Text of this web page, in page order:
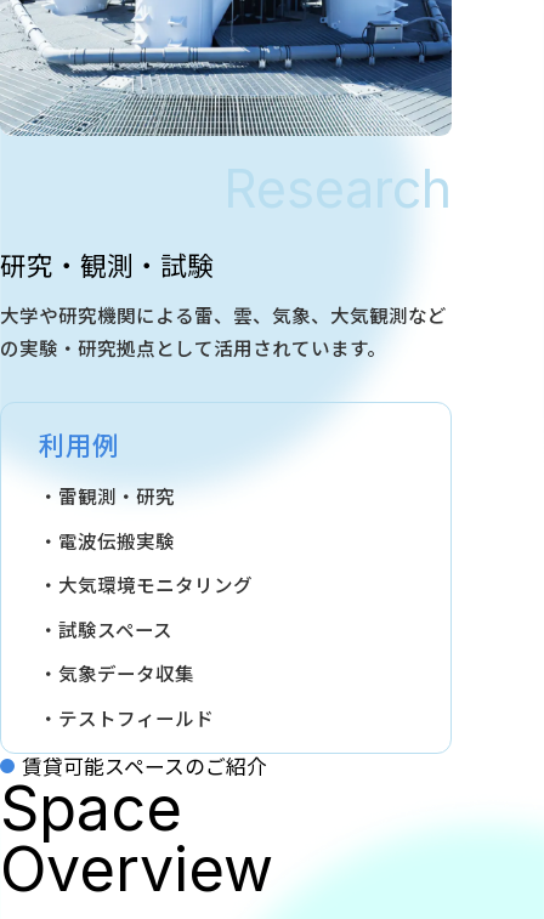
Research
研究・観測・試験
大学や研究機関による雷、雲、気象、大気観測など
の実験・研究拠点として活用されています。
利用例
雷観測・研究
電波伝搬実験
大気環境モニタリング
試験スペース
気象データ収集
テストフィールド
賃貸可能スペースのご紹介
Space
Overview